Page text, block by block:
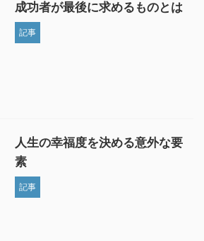
成功者が最後に求めるものとは
記事
人生の幸福度を決める意外な要
素
記事